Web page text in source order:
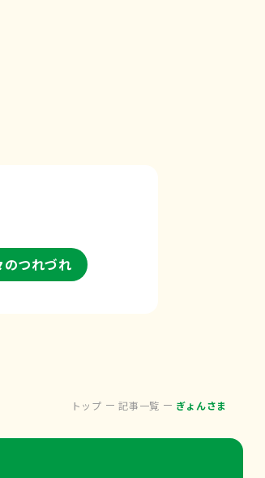
のつれづれ
トップ 記事一覧 ぎょんさま